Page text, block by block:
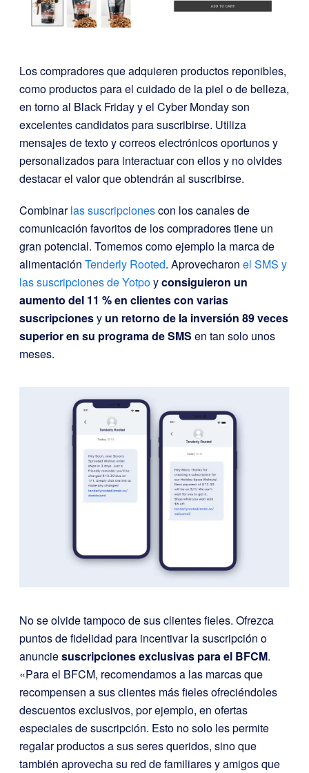
Los compradores que adquieren productos reponibles,
como productos para el cuidado de la piel o de belleza,
en torno al Black Friday y el Cyber Monday son
excelentes candidatos para suscribirse. Utiliza
mensajes de texto y correos electrónicos oportunos y
personalizados para interactuar con ellos y no olvides
destacar el valor que obtendrán al suscribirse.
Combinarlas suscripcionescon los canales de
comunicación favoritos de los compradores tiene un
gran potencial. Tomemos como ejemplo la marca de
alimentación Tenderly Rooted. Aprovecharon el SMS y
las suscripciones de Yotpoyconsiguieron un
aumento del 11 % en clientes con varias
suscripcionesy un retorno de la inversión 89 veces
superior en su programa de SMS en tan solo unos
meses.
No se olvide tampoco de sus clientes fieles. Ofrezca
puntos de fidelidad para incentivar la suscripción o
anunciesuscripciones exclusivas para el BFCM.
«Para el BFCM, recomendamos a las marcas que
recompensen a sus clientes más fieles ofreciéndoles
descuentos exclusivos, por ejemplo, en ofertas
especiales de suscripción. Esto no solo les permite
regalar productos a sus seres queridos, sino que
también aprovecha su red de familiares y amigos que